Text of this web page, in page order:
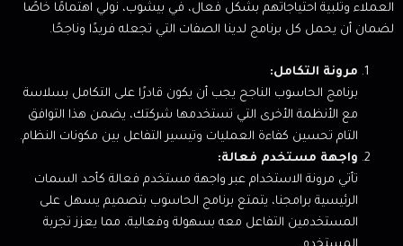
العملاء وتلبية احتياجاتهم بشكل فعال، في بيشوب، نولي اهتمامًا خاصًا
لضمان أن يحمل كل برنامج لدينا الصفات التي تجعله فريدًا وناجحًا.
مرونة التكامل:
برنامج الحاسوب الناجح يجب أن يكون قادرًا على التكامل بسلاسة
مع الأنظمة الأخرى التي تستخدمها شركتك، يضمن هذا التوافق
التام تحسين كفاءة العمليات وتيسير التفاعل بين مكونات النظام.
واجهة مستخدم فعالة:
تأتي مرونة الاستخدام عبر واجهة مستخدم فعالة كأحد السمات
الرئيسية برامجنا، يتمتع برنامج الحاسوب بتصميم يسهل على
المستخدمين التفاعل معه بسهولة وفعالية، مما يعزز تجربة